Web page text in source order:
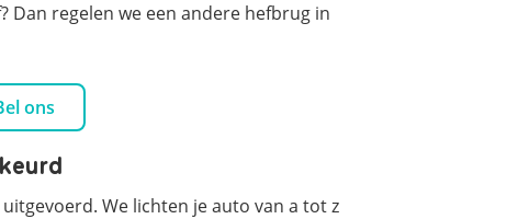
Dan regelen we een andere hefbrug in
ons
We lichten je auto van a tot z